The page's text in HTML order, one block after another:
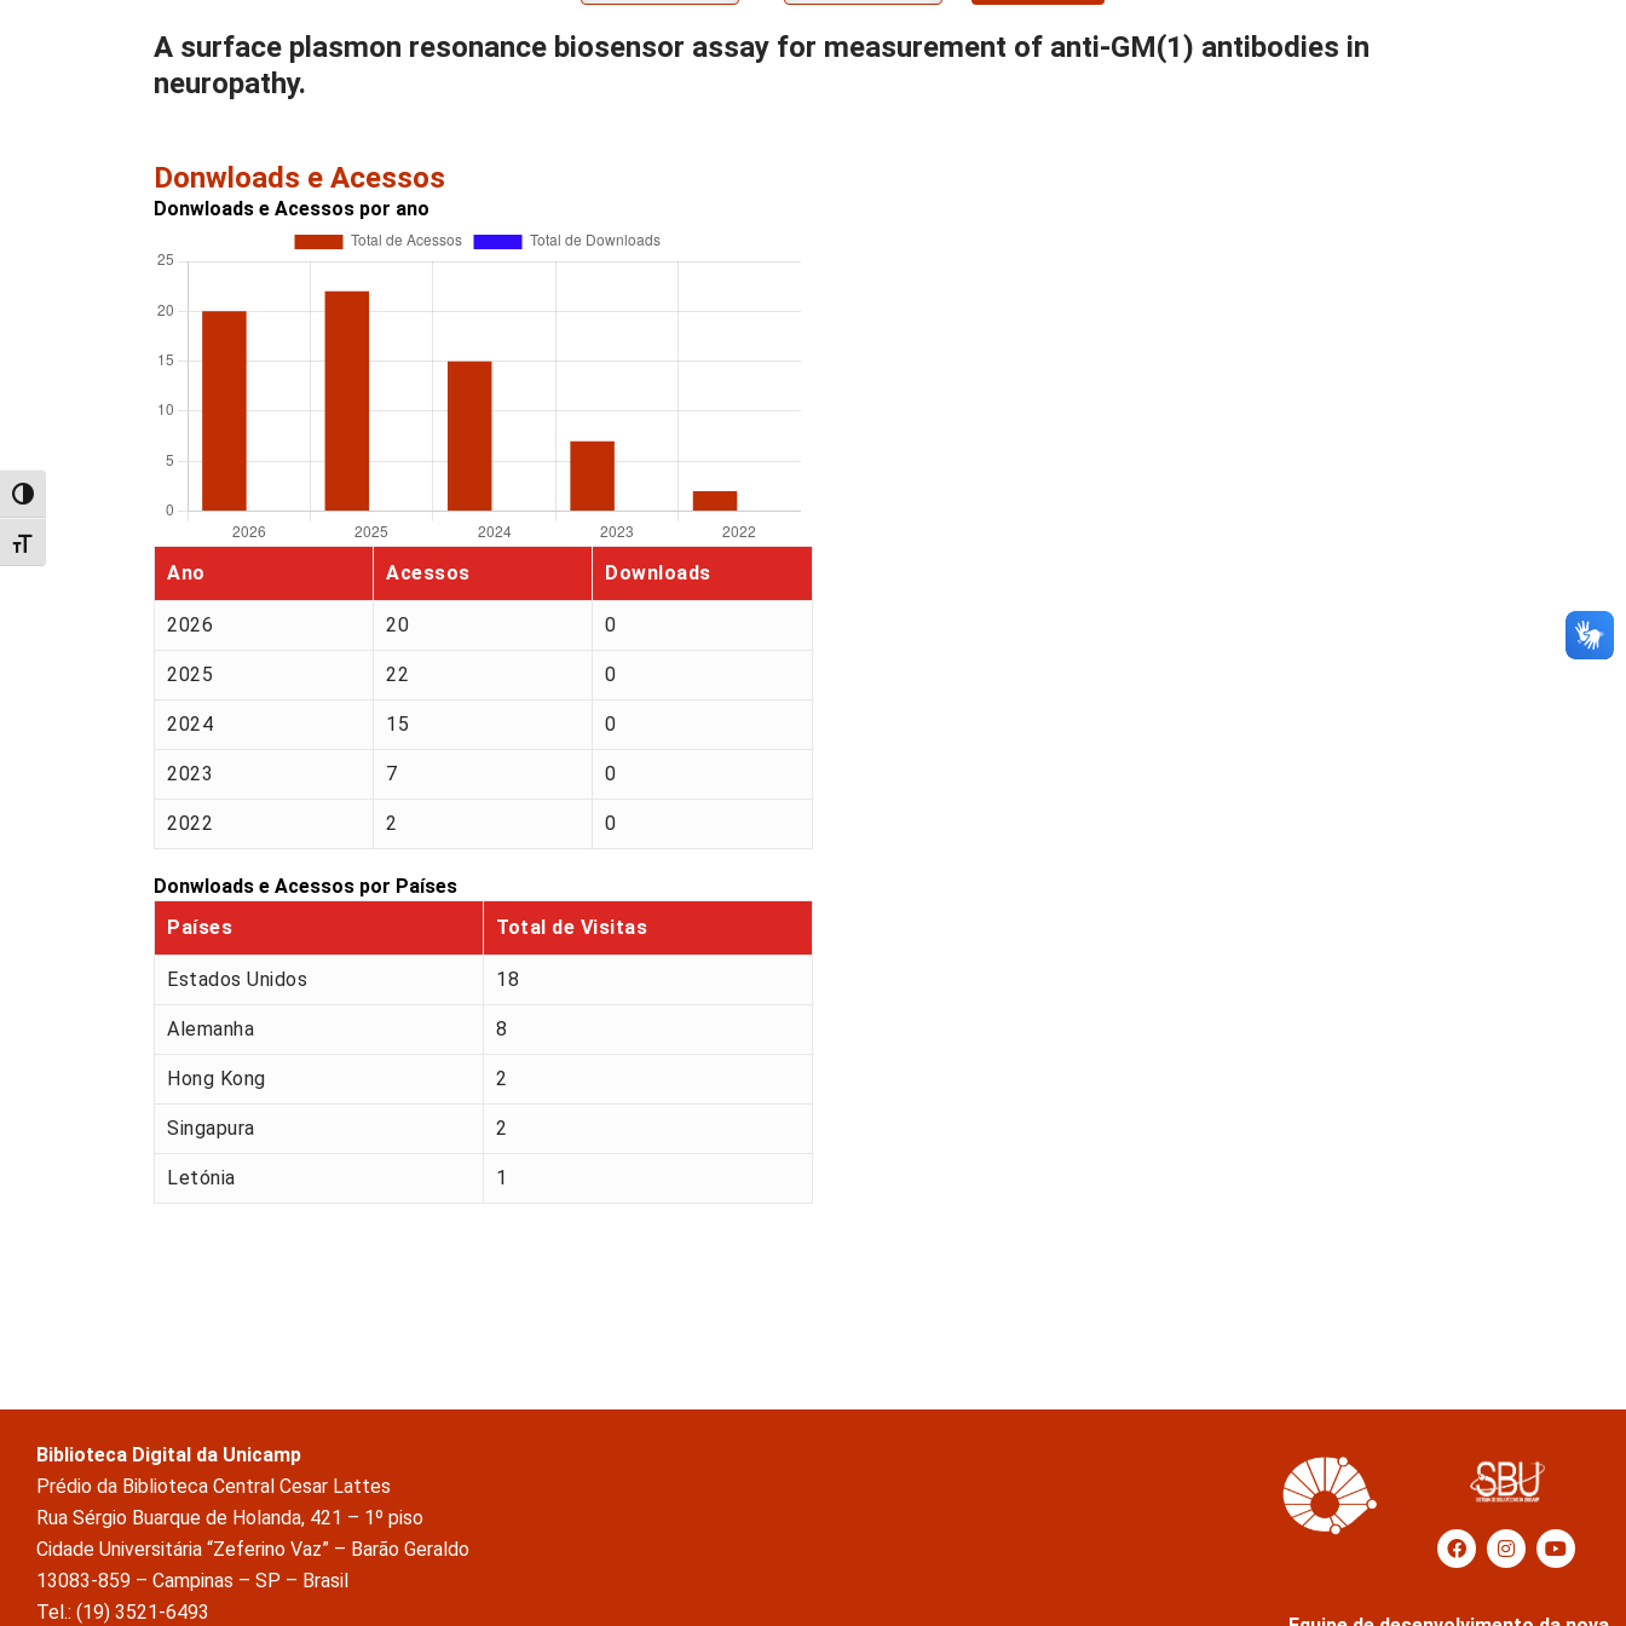
Alternar alto contraste
Alternar tamanho da fonte
A surface plasmon resonance biosensor assay for measurement of anti-GM(1) antibodies in
neuropathy.
Donwloads e Acessos
Donwloads e Acessos por ano
Ano Acessos Downloads
2026 20 0
2025 22 0
2024 15 0
2023 7 0
2022 2 0
Donwloads e Acessos por Países
Países
Total de Visitas
Estados Unidos 18
Alemanha 8
Hong Kong 2
Singapura 2
Letónia 1
Biblioteca Digital da Unicamp
Prédio da Biblioteca Central Cesar Lattes
Rua Sérgio Buarque de Holanda, 421 – 1º piso
Cidade Universitária “Zeferino Vaz” – Barão Geraldo
13083-859 – Campinas – SP – Brasil
Tel.: (19) 3521-6493